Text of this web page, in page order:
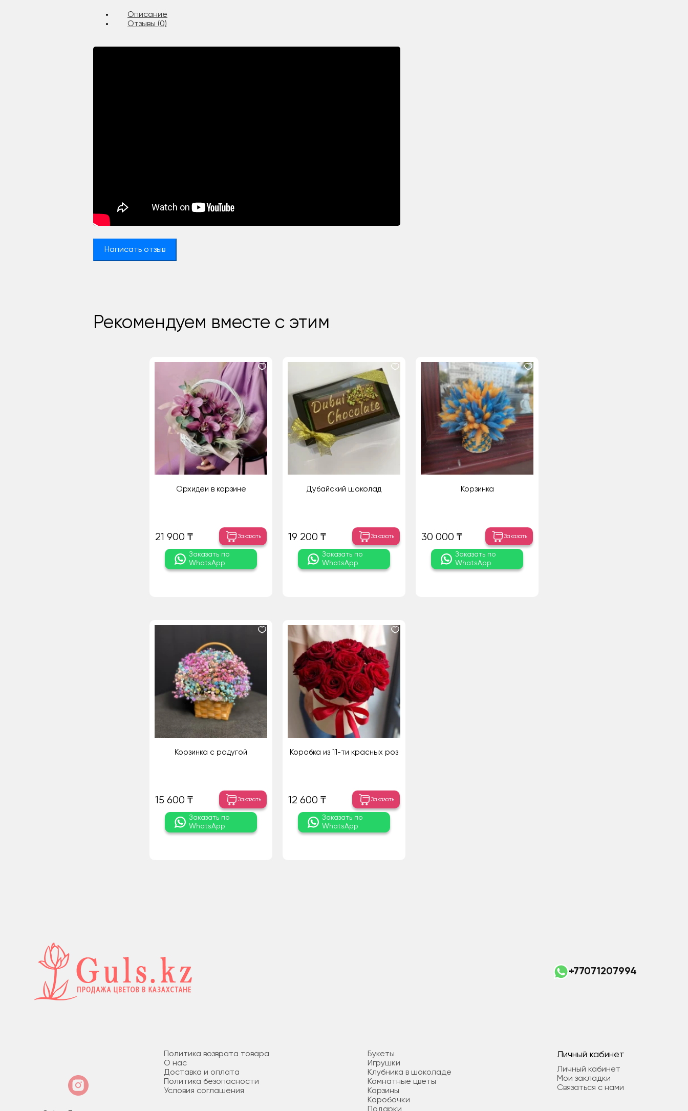
Описание
Отзывы (0)
Написать отзыв
Рекомендуем вместе с этим
Орхидеи в корзине
21 900 ₸ Заказать
Заказать по
WhatsApp
Дубайский шоколад
19 200 ₸ Заказать
Заказать по
WhatsApp
Корзинка
30 000 ₸ Заказать
Заказать по
WhatsApp
Корзинка с радугой
15 600 ₸ Заказать
Заказать по
WhatsApp
Коробка из 11-ти красных роз
12 600 ₸ Заказать
Заказать по
WhatsApp
+77071207994
Политика возврата товара
О нас
Доставка и оплата
Политика безопасности
Условия соглашения
Букеты
Игрушки
Клубника в шоколаде
Комнатные цветы
Корзины
Коробочки
Личный кабинет
Личный кабинет
Мои закладки
Связаться с нами